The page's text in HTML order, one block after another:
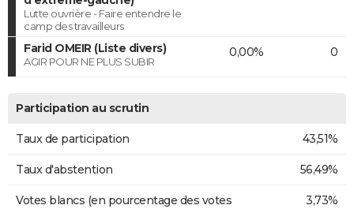
Lutte ouvrière - Faire entendre le
camp des travailleurs
Farid OMEIR (Liste divers)
AGIR POUR NE PLUS SUBIR
0,00% 0
Participation au scrutin
Taux de participation 43,51%
Taux d'abstention 56,49%
Votes blancs (en pourcentage des votes
3,73%